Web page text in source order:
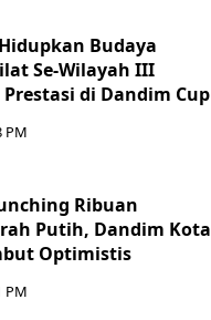
Budaya
Se-Wilayah III
di Dandim Cup
PM
Ribuan
Putih, Dandim Kota
Optimistis
PM